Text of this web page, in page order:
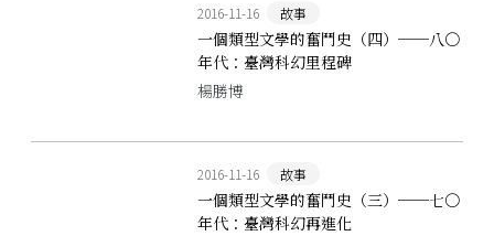
2016-11-16 故事
一個類型文學的奮鬥史（四）──八〇
年代：臺灣科幻里程碑
楊勝博
2016-11-16 故事
一個類型文學的奮鬥史（三）──七〇
年代：臺灣科幻再進化